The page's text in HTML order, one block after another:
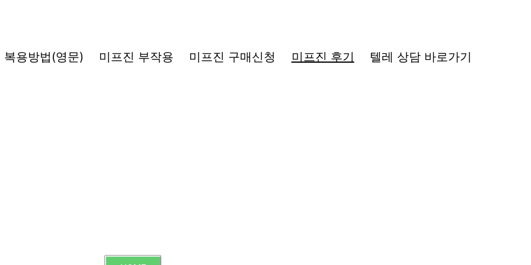
복용방법(영문) 미프진 부작용 미프진 구매신청 미프진 후기 텔레 상담 바로가기